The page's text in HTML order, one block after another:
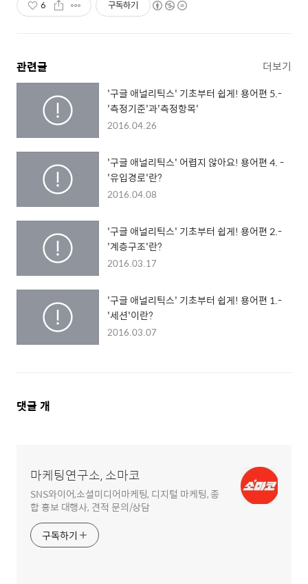
6 구독하기
관련글 더보기
'구글 애널리틱스' 기초부터 쉽게! 용어편 5.-
'측정기준'과'측정항목'
2016.04.26
'구글 애널리틱스' 어렵지 않아요! 용어편 4. -
'유입경로'란?
2016.04.08
'구글 애널리틱스' 기초부터 쉽게! 용어편 2.-
'계층구조'란?
2016.03.17
'구글 애널리틱스' 기초부터 쉽게! 용어편 1.-
'세션'이란?
2016.03.07
댓
댓글 개
마케팅연구소, 소마코
SNS와이어,소셜미디어마케팅, 디지털 마케팅, 종
합 홍보 대행사, 견적 문의/상담
구독하기